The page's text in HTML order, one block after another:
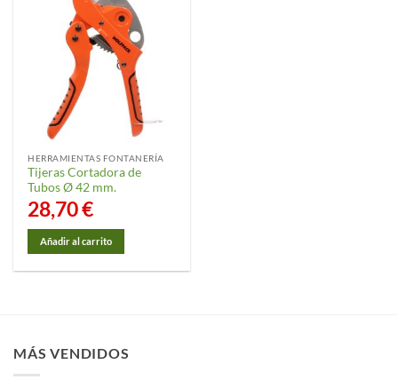
HERRAMIENTAS FONTANERÍA
Tijeras Cortadora de
Tubos Ø 42 mm.
28,70€
Añadir al carrito
MÁS VENDIDOS